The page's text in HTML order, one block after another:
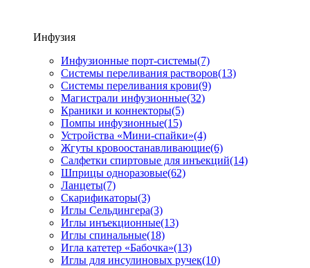
Инфузия
Инфузионные порт-системы(7)
Системы переливания растворов(13)
Системы переливания крови(9)
Магистрали инфузионные(32)
Краники и коннекторы(5)
Помпы инфузионные(15)
Устройства «Мини-спайки»(4)
Жгуты кровоостанавливающие(6)
Салфетки спиртовые для инъекций(14)
Шприцы одноразовые(62)
Ланцеты(7)
Скарификаторы(3)
Иглы Сельдингера(3)
Иглы инъекционные(13)
Иглы спинальные(18)
Игла катетер «Бабочка»(13)
Иглы для инсулиновых ручек(10)